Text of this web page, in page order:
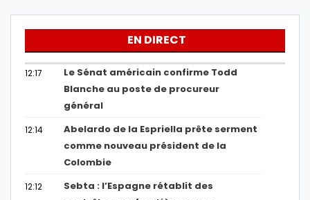
EN DIRECT
12:17
Le Sénat américain confirme Todd
Blanche au poste de procureur
général
12:14
Abelardo de la Espriella prête serment
comme nouveau président de la
Colombie
12:12
Sebta : l’Espagne rétablit des